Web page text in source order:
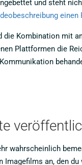
und steht
einen
Kombination mit
Plattformen die
wahrscheinlich
an, den